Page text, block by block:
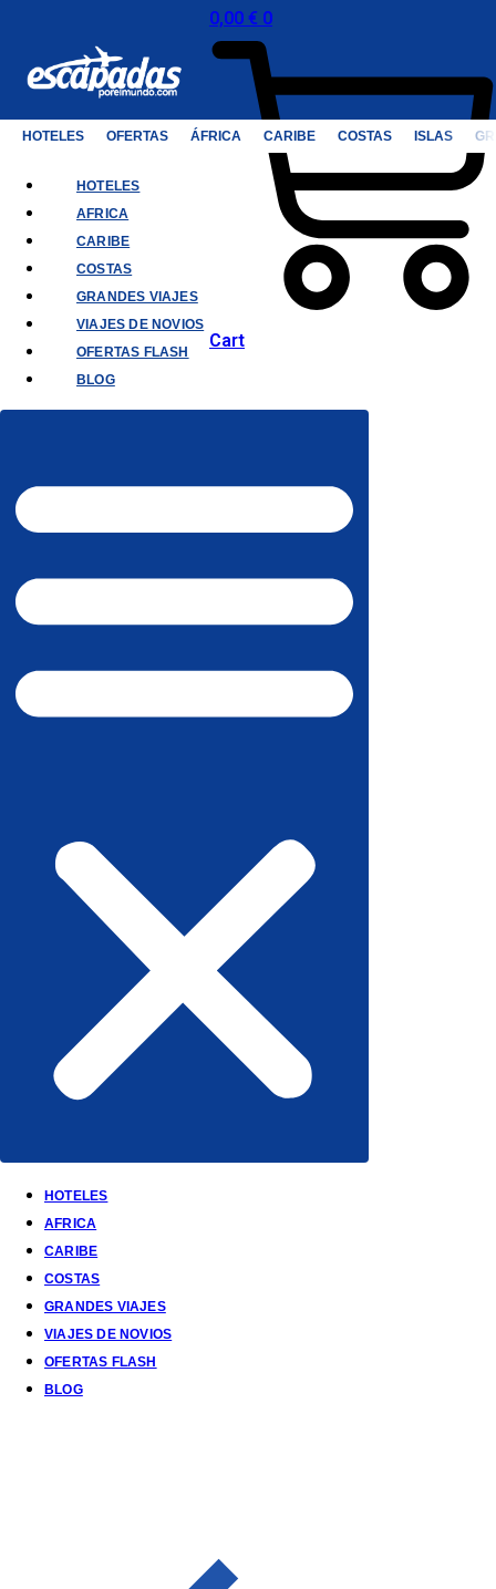
0,00 € 0
Cart
HOTELES OFERTAS ÁFRICA CARIBE COSTAS ISLAS
HOTELES
AFRICA
CARIBE
COSTAS
GRANDES VIAJES
VIAJES DE NOVIOS
OFERTAS FLASH
BLOG
HOTELES
AFRICA
CARIBE
COSTAS
GRANDES VIAJES
VIAJES DE NOVIOS
OFERTAS FLASH
BLOG
Románticas a Medida